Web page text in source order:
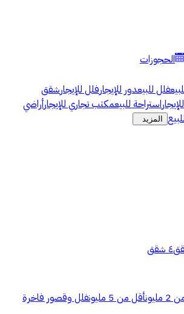
الحجوزات
فلل للبيعدور للإيجارفلل للإيجارشقق
استراحة للبيعمكتب تجاري للإيجارأراضي
المزيد
٤ شقق
أقل من 5 مليون
فلل وقصور فاخرة